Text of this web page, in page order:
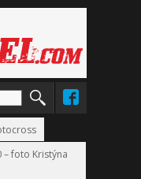
– foto Kristýna